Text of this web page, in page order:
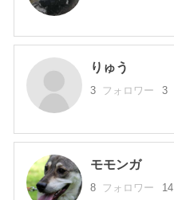
りゅう
3 フォロワー 3
モモンガ
8 フォロワー 14